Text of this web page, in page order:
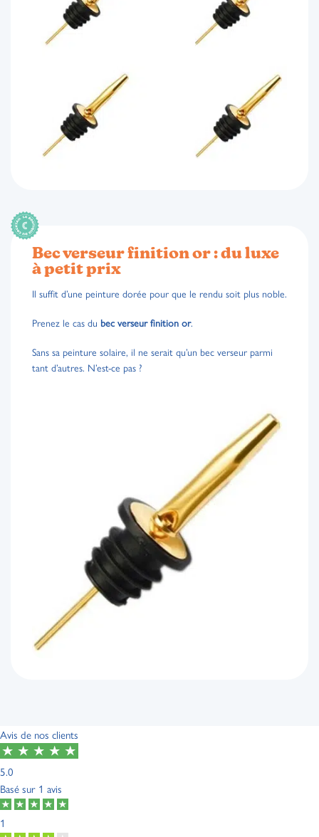
Bec verseur finition or : du luxe
à petit prix
Il suffit d’une peinture dorée pour que le rendu soit plus noble.
Prenez le cas du bec verseur finition or.
Sans sa peinture solaire, il ne serait qu’un bec verseur parmi
tant d’autres. N’est-ce pas ?
Avis de nos clients
5.0
Basé sur 1 avis
1